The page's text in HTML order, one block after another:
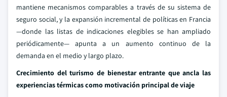
mantiene mecanismos comparables a través de su sistema de
seguro social, y la expansión incremental de políticas en Francia
—donde las listas de indicaciones elegibles se han ampliado
periódicamente— apunta a un aumento continuo de la
demanda en el medio y largo plazo.
Crecimiento del turismo de bienestar entrante que ancla las
experiencias térmicas como motivación principal de viaje